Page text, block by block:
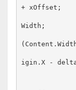
+ xOffset;
var
Width;
var
var
igin.X -
var